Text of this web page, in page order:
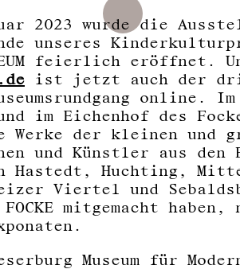
2023 wurde die
unseres
feierlich eröffnet.
ist jetzt auch der
online. Im
im Eichenhof des
Werke der kleinen und
und Künstler aus den
Hastedt, Huchting,
Viertel und
mitgemacht haben,
Museum für